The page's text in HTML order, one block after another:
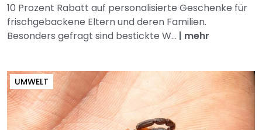
10 Prozent Rabatt auf personalisierte Geschenke für
frischgebackene Eltern und deren Familien.
Besonders gefragt sind bestickte W... | mehr
UMWELT